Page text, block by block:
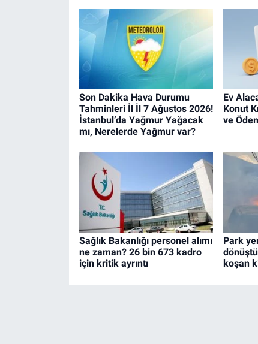
Son Dakika Hava Durumu
Tahminleri İl İl 7 Ağustos 2026!
İstanbul’da Yağmur Yağacak
mı, Nerelerde Yağmur var?
Ev
Konut
ve
Sağlık Bakanlığı personel alımı
ne zaman? 26 bin 673 kadro
için kritik ayrıntı
Park
koşan